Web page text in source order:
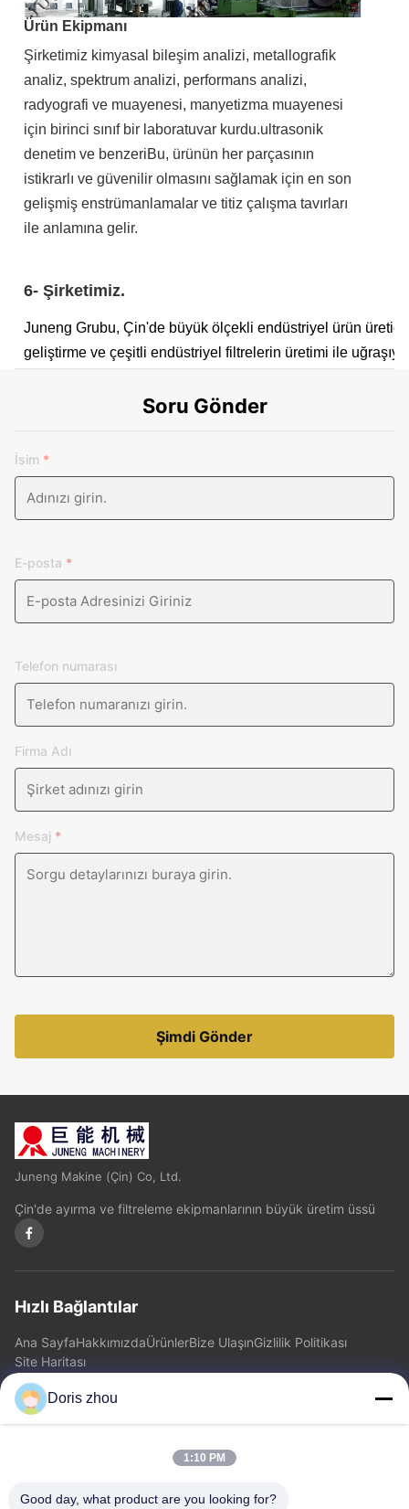
Ürün Ekipmanı
Şirketimiz kimyasal bileşim analizi, metallografik
analiz, spektrum analizi, performans analizi,
radyografi ve muayenesi, manyetizma muayenesi
için birinci sınıf bir laboratuvar kurdu.ultrasonik
denetim ve benzeriBu, ürünün her parçasının
istikrarlı ve güvenilir olmasını sağlamak için en son
gelişmiş enstrümanlamalar ve titiz çalışma tavırları
ile anlamına gelir.
6- Şirketimiz.
Juneng Grubu, Çin'de büyük ölçekli endüstriyel ürün
geliştirme ve çeşitli endüstriyel filtrelerin üretimi ile
Soru Gönder
İsim *
E-posta *
Telefon numarası
Firma Adı
Mesaj *
Şimdi Gönder
Juneng Makine (Çin) Co, Ltd.
Çin'de ayırma ve filtreleme ekipmanlarının büyük üretim üssü
Hızlı Bağlantılar
Ana SayfaHakkımızdaÜrünlerBize UlaşınGizlilik Politikası
Site Haritası
Bize Ulaşın
Adres: Chaoyang Road, Zhotie kasaba, şehir Yixing Jiangsu
Doris zhou
1:10 PM
Good day, what product are you looking for?